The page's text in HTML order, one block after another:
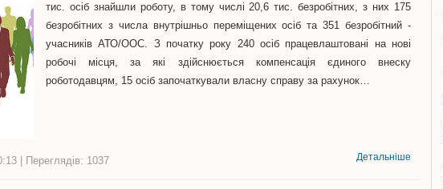
тис. осіб знайшли роботу, в тому числі 20,6 тис. безробітних, з них 175
безробітних з числа внутрішньо переміщених осіб та 351 безробітний -
учасників АТО/ООС. З початку року 240 осіб працевлаштовані на нові
робочі місця, за які здійснюється компенсація єдиного внеску
роботодавцям, 15 осіб започаткували власну справу за рахунок…
| Переглядів: 1037 Детальніше